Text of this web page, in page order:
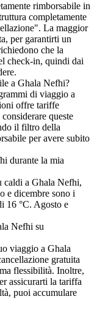
rimborsabile in
completamente
La maggior
per garantirti un
che la
check-in, quindi dai
a Ghala Nefhi?
di viaggio a
offre tariffe
queste
il filtro della
per avere subito
durante la mia
caldi a Ghala Nefhi,
e dicembre sono i
16 °C. Agosto e
Nefhi su
viaggio a Ghala
gratuita
flessibilità. Inoltre,
assicurarti la tariffa
puoi accumulare